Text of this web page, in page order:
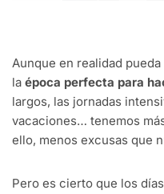
Aunque en realidad
la época perfecta para
largos, las jornadas
vacaciones… tenemos
ello, menos excusas que
Pero es cierto que los